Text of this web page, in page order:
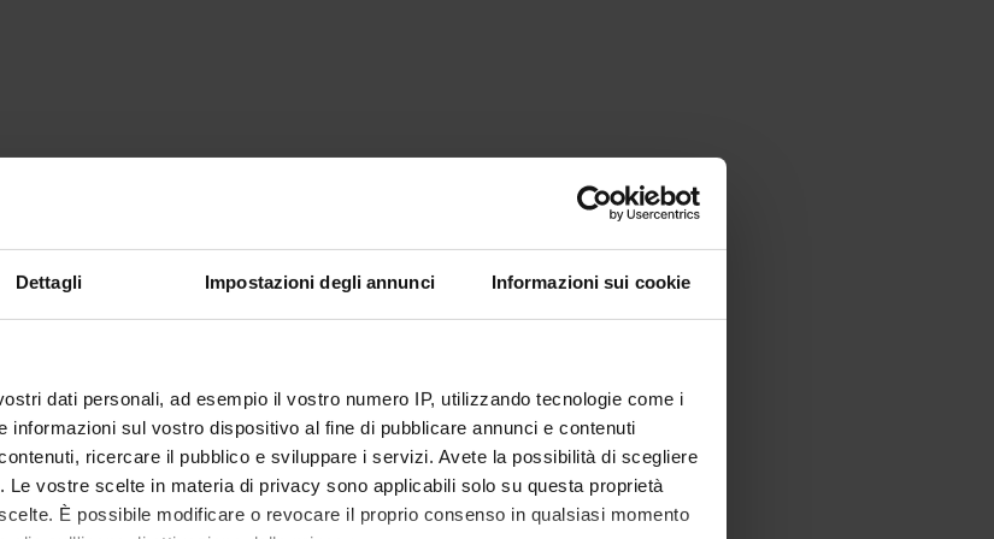
Dettagli Impostazioni degli annunci Informazioni sui cookie
dati personali, ad esempio il vostro numero IP, utilizzando tecnologie come i
informazioni sul vostro dispositivo al fine di pubblicare annunci e contenuti
ricercare il pubblico e sviluppare i servizi. Avete la possibilità di scegliere
vostre scelte in materia di privacy sono applicabili solo su questa proprietà
È possibile modificare o revocare il proprio consenso in qualsiasi momento